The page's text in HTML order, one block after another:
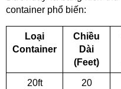
container phổ biến:
Loại
Container
Chiều
Dài
(Feet)
20ft
20